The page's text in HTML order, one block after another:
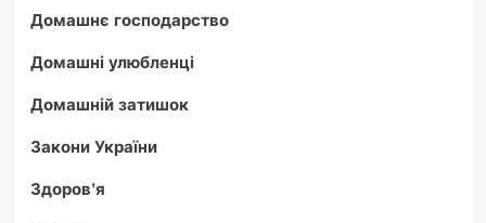
Домашнє господарство
Домашні улюбленці
Домашній затишок
Закони України
Здоров'я